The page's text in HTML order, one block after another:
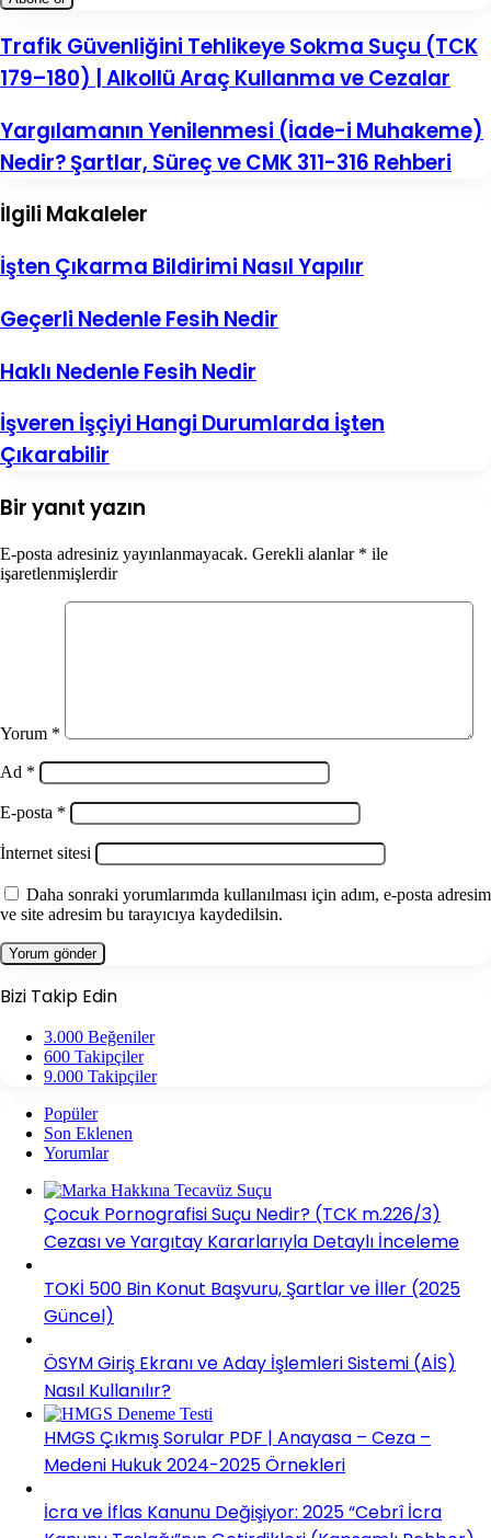
adresinizi
Trafik
Güvenliğini
Tehlikeye
(TCK
179–
180)
Alkollü
Kullanma
ve
Trafik Güvenliğini Tehlikeye Sokma Suçu (TCK
179–180) | Alkollü Araç Kullanma ve Cezalar
Yargılamanın
Yenilenmesi
(İade-
Muhakeme)
Nedir?
Süreç
ve
311-
Rehberi
Yargılamanın Yenilenmesi (İade-i Muhakeme)
Nedir? Şartlar, Süreç ve CMK 311-316 Rehberi
İlgili Makaleler
İşten Çıkarma Bildirimi Nasıl Yapılır
Geçerli Nedenle Fesih Nedir
Haklı Nedenle Fesih Nedir
İşveren İşçiyi Hangi Durumlarda İşten
Çıkarabilir
Bir yanıt yazın
E-posta adresiniz yayınlanmayacak. Gerekli alanlar * ile
işaretlenmişlerdir
Yorum *
Ad *
E-posta *
İnternet sitesi
Daha sonraki yorumlarımda kullanılması için adım, e-posta adresim
ve site adresim bu tarayıcıya kaydedilsin.
Bizi Takip Edin
3.000 Beğeniler
600 Takipçiler
9.000 Takipçiler
Popüler
Son Eklenen
Yorumlar
Çocuk Pornografisi Suçu Nedir? (TCK m.226/3)
Cezası ve Yargıtay Kararlarıyla Detaylı İnceleme
TOKİ 500 Bin Konut Başvuru, Şartlar ve İller (2025
Güncel)
ÖSYM Giriş Ekranı ve Aday İşlemleri Sistemi (AİS)
Nasıl Kullanılır?
HMGS Çıkmış Sorular PDF | Anayasa – Ceza –
Medeni Hukuk 2024-2025 Örnekleri
İcra ve İflas Kanunu Değişiyor: 2025 “Cebrî İcra